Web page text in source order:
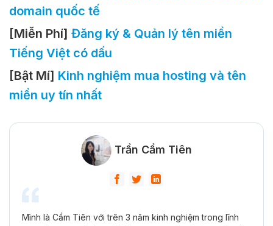
domain quốc tế
[Miễn Phí] Đăng ký & Quản lý tên miền
Tiếng Việt có dấu
[Bật Mí] Kinh nghiệm mua hosting và tên
miền uy tín nhất
Trần Cẩm Tiên
Mình là Cẩm Tiên với trên 3 năm kinh nghiệm trong lĩnh